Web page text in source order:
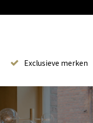
Exclusieve merken